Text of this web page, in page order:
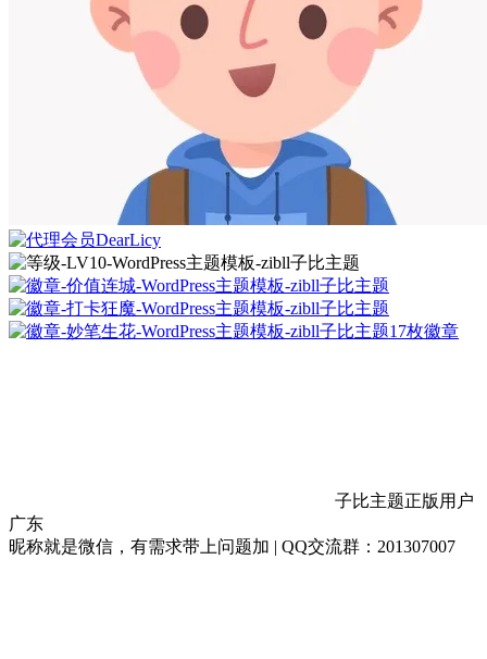
DearLicy
17枚徽章
子比主题正版用户
广东
昵称就是微信，有需求带上问题加 | QQ交流群：201307007